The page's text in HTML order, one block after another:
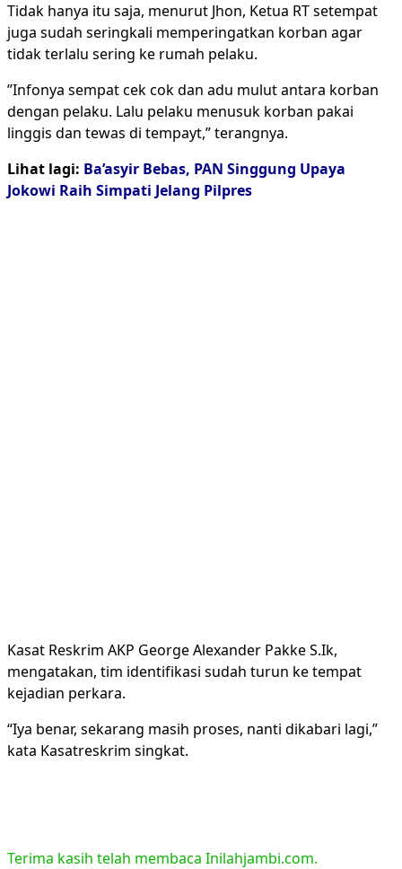
Tidak hanya itu saja, menurut Jhon, Ketua RT setempat
juga sudah seringkali memperingatkan korban agar
tidak terlalu sering ke rumah pelaku.
”Infonya sempat cek cok dan adu mulut antara korban
dengan pelaku. Lalu pelaku menusuk korban pakai
linggis dan tewas di tempayt,” terangnya.
Lihat lagi: Ba’asyir Bebas, PAN Singgung Upaya
Jokowi Raih Simpati Jelang Pilpres
Kasat Reskrim AKP George Alexander Pakke S.Ik,
mengatakan, tim identifikasi sudah turun ke tempat
kejadian perkara.
“Iya benar, sekarang masih proses, nanti dikabari lagi,”
kata Kasatreskrim singkat.
Terima kasih telah membaca Inilahjambi.com.